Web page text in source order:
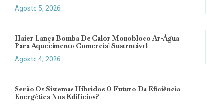
Agosto 5, 2026
Haier Lança Bomba De Calor Monobloco Ar-Água
Para Aquecimento Comercial Sustentável
Agosto 4, 2026
Serão Os Sistemas Híbridos O Futuro Da Eficiência
Energética Nos Edifícios?